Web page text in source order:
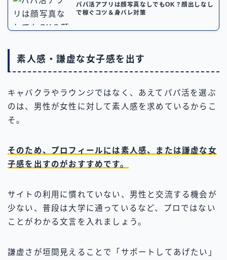
パパ活アプリは顔写真なしでもOK？顔出しなし
で稼ぐコツ＆身バレ対策
素人感・謙虚な女子感を出す
キャバクラやラウンジではなく、あえてパパ活を選ぶ
のは、男性が女性に対して素人感を求めているからこ
そ。
そのため、プロフィールには素人感、または謙虚な女
子感を出すのがおすすめです。
サイトの利用に慣れていない、男性と交流する機会が
少ない、普段は大学に通っているなど、プロではない
ことがわかる文言を入れましょう。
謙虚さが垣間見えることで「サポートしてあげたい」